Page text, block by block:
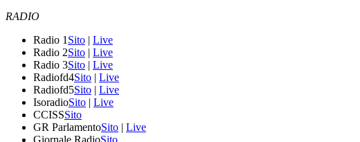
RADIO
Radio 1 Sito | Live
Radio 2Sito | Live
Radio 3Sito | Live
Radiofd4Sito | Live
Radiofd5Sito | Live
IsoradioSito | Live
CCISSSito
GR ParlamentoSito | Live
Giornale RadioSito